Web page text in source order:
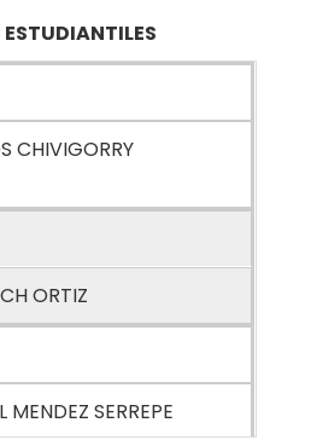
ESTUDIANTILES
CHIVIGORRY
ORTIZ
SERREPE